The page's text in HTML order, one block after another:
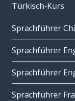
Türkisch-Kurs
Sprachführer
Sprachführer
Sprachführer
Sprachführer